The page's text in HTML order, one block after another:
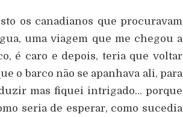
os canadianos que procuravam
uma viagem que me chegou a
é caro e depois, teria que voltar
o barco não se apanhava ali, para
mas fiquei intrigado… porque
seria de esperar, como sucedia